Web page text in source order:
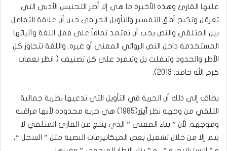
عليها القارئ وهذه الأخيرة ما هي إلا أطر التجنيس الأدبي التي
تعرقل وتكبح أفق التفسير والتأويل الحر في حين أن علاقة التفاعل
بين المتلقي والنص يجب أن تعتمد تماماً على فعل اللغة وآلياتها
المستخدمة داخل النص الروائي المعني أو غيره. واللغة تتجاوز كل
الأطر والحدود وتتفلت بل وتتمرد على كل تصنيف ( انظر نعمات
كرم الله حامد: 2013).
يضاف إلى ذلك أن الحرية في التأويل التي تدعيها نظرية جمالية
التلقي من وجهة نظر
آيزر
(1985) هي حرية محدودة لأنها مراقبة
وموجهة. لأن ” بناء المعنى ” الذي ينتج عن القارئ المتلقي لا
يتم إلا من خلال تشغيل بعض الميكانيزمات النصية مثل ” السجل “،